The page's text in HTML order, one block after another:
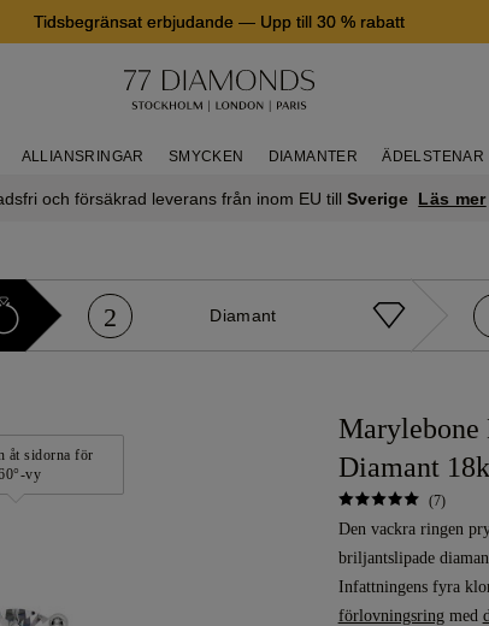
Tidsbegränsat erbjudande — Upp till 30 % rabatt
ALLIANSRINGAR SMYCKEN DIAMANTER ÄDELSTENAR
och försäkrad leverans från inom EU tillSverige Läs mer
2 Diamant
åt sidorna för
vy
Marylebone
Diamant
(7)
Den vackra ringen
briljantslipade
Infattningens fyra
förlovningsringmed